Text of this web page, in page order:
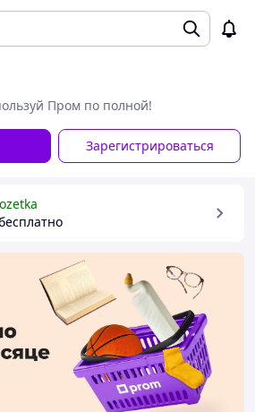
Пром по полной!
Зарегистрироваться